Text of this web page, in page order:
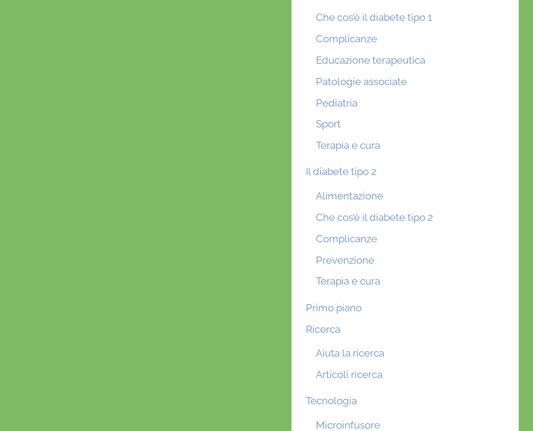
Che cos’è il diabete tipo 1
Complicanze
Educazione terapeutica
Patologie associate
Pediatria
Sport
Terapia e cura
Il diabete tipo 2
Alimentazione
Che cos’è il diabete tipo 2
Complicanze
Prevenzione
Terapia e cura
Primo piano
Ricerca
Aiuta la ricerca
Articoli ricerca
Tecnologia
Microinfusore